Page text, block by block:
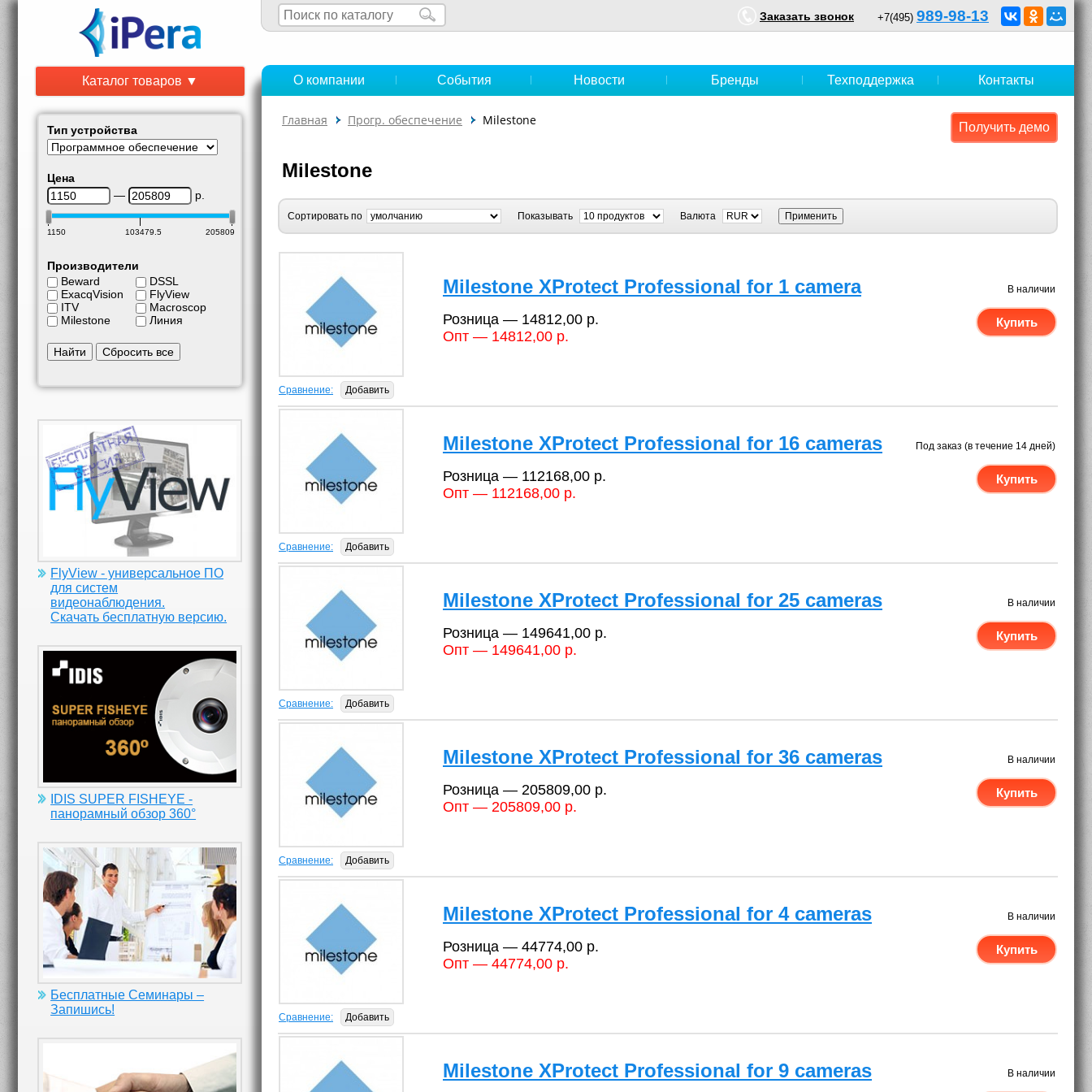
+7(495) 989-98-13
Заказать звонок
Каталог товаров ▼
Тип устройства
Цена
—
р.
1150 103479.5 205809
Производители
Beward
ExacqVision
ITV
Milestone
DSSL
FlyView
Macroscop
Линия
Найти Сбросить все
FlyView - универсальное ПО
для систем
видеонаблюдения.
Скачать бесплатную версию.
IDIS SUPER FISHEYE -
панорамный обзор 360°
Бесплатные Семинары –
Запишись!
О компании События Новости Бренды Техподдержка Контакты
Получить демо
Главная Прогр. обеспечение Milestone
Milestone
Сортировать по Показывать Валюта
Сравнение: Добавить
В наличии
Milestone XProtect Professional for 1 camera
Купить
Розница — 14812,00 р.
Опт — 14812,00 р.
Сравнение: Добавить
Под заказ (в течение 14 дней)
Milestone XProtect Professional for 16 cameras
Купить
Розница — 112168,00 р.
Опт — 112168,00 р.
Сравнение: Добавить
В наличии
Milestone XProtect Professional for 25 cameras
Купить
Розница — 149641,00 р.
Опт — 149641,00 р.
Сравнение: Добавить
В наличии
Milestone XProtect Professional for 36 cameras
Купить
Розница — 205809,00 р.
Опт — 205809,00 р.
Сравнение: Добавить
В наличии
Milestone XProtect Professional for 4 cameras
Купить
Розница — 44774,00 р.
Опт — 44774,00 р.
В наличии
Milestone XProtect Professional for 9 cameras